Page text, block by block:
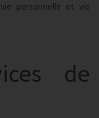
personnelle et vie
de